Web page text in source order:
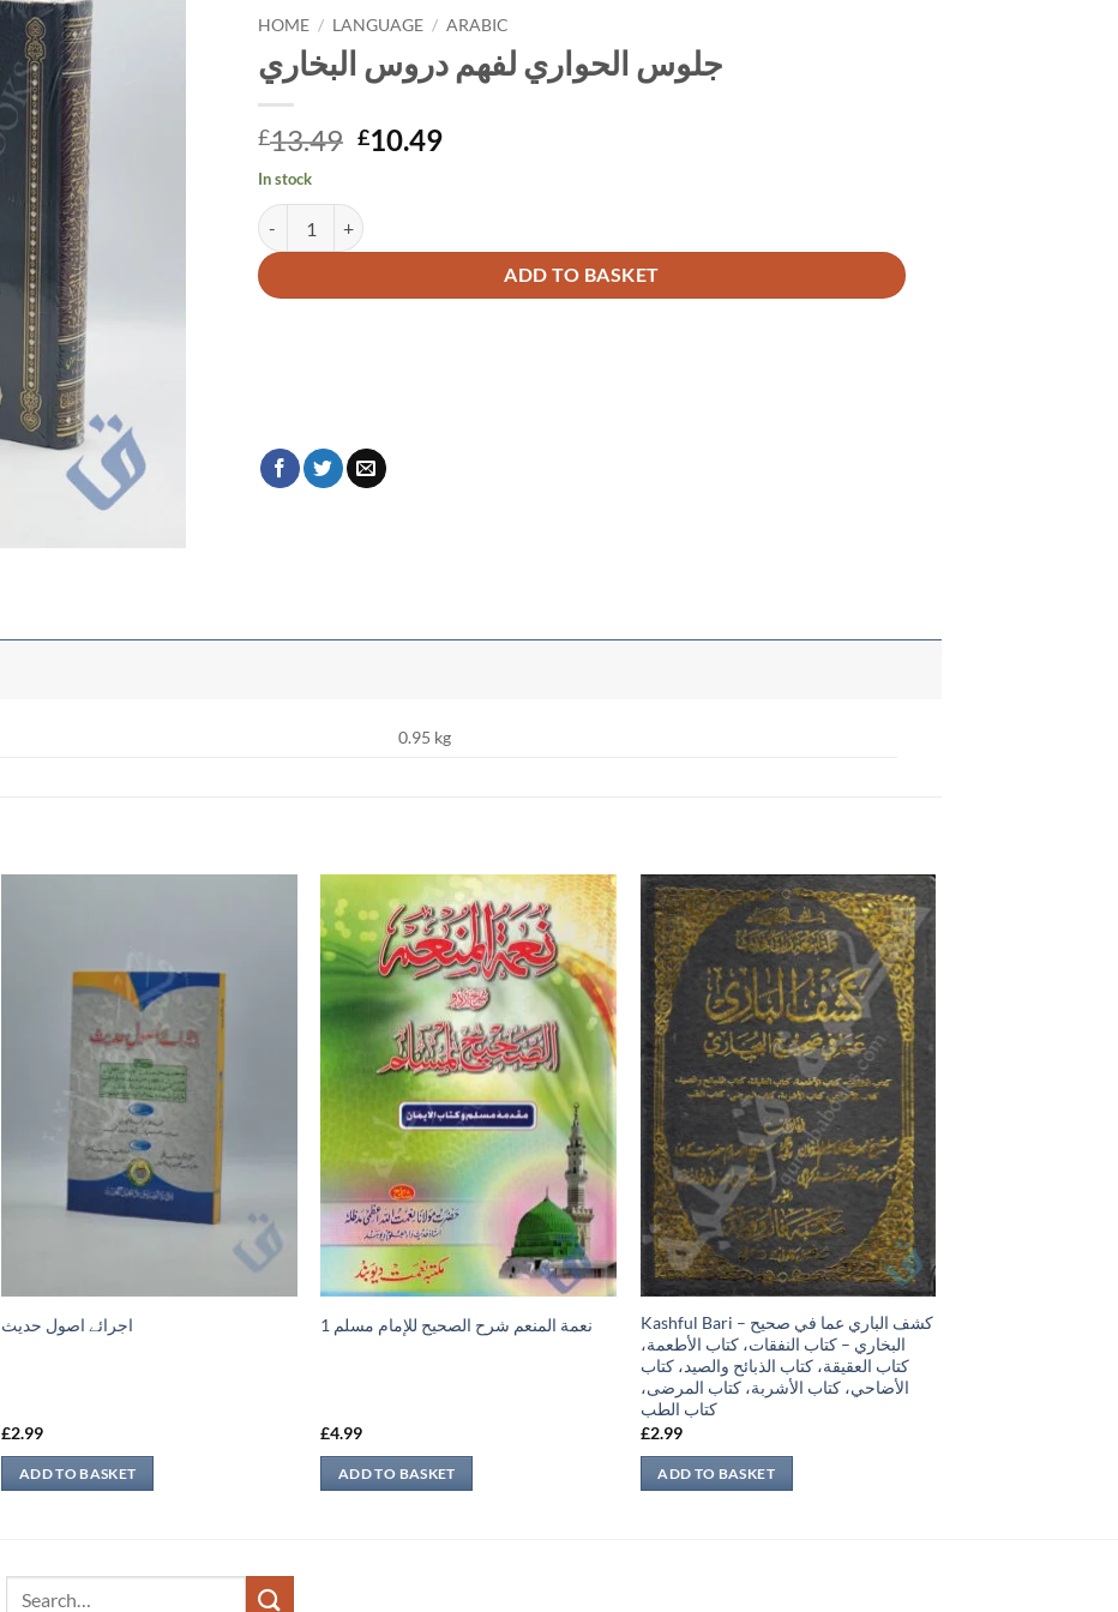
HOME / LANGUAGE / ARABIC
جلوس الحواري لفهم دروس البخاري
£13.49 Original
£13.49.
£10.49Current
In stock
ADD TO BASKET
Alternative:
0.95 kg
اجرائے اصول حدیث
£2.99
ADD TO BASKET
نعمة المنعم شرح الصحيح للإمام مسلم 1
£4.99
ADD TO BASKET
Kashful Bari – كشف الباري عما في صحيح
البخاري – كتاب النفقات، كتاب الأطعمة،
كتاب العقيقة، كتاب الذبائح والصيد، كتاب
الأضاحي، كتاب الأشربة، كتاب المرضى،
كتاب الطب
£2.99
ADD TO BASKET